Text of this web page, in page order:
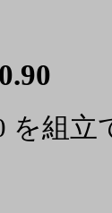
を組立